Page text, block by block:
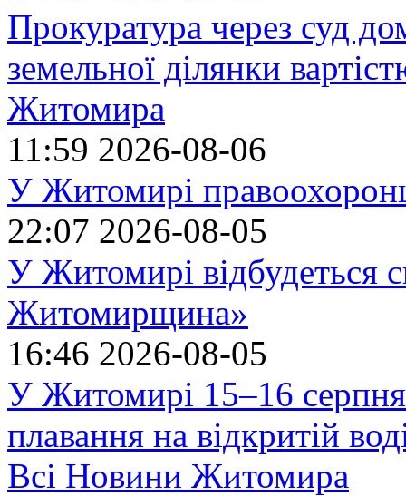
Прокуратура через суд
земельної ділянки
Житомира
11:59 2026-08-06
У Житомирі
22:07 2026-08-05
У Житомирі відбудеться
Житомирщина»
16:46 2026-08-05
У Житомирі 15–16 серпня
плавання на відкритій
Всі Новини Житомира